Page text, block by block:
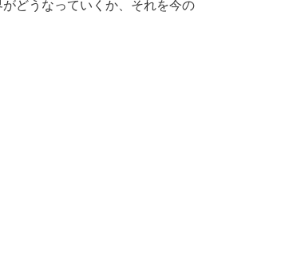
どうなっていくか、それを今の